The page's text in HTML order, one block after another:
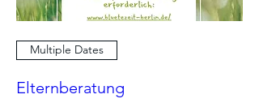
Multiple Dates
Elternberatung